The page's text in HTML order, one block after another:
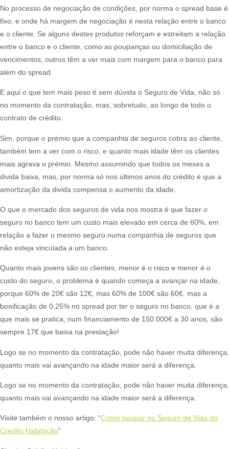
No processo de negociação de condições, por norma o spread base é
fixo, e onde há margem de negociação é nesta relação entre o banco
e o cliente. Se alguns destes produtos reforçam e estreitam a relação
entre o banco e o cliente, como as poupanças ou domiciliação de
vencimentos, outros têm a ver mais com margem para o banco para
além do spread.
E aqui o que tem mais peso é sem dúvida o Seguro de Vida, não só
no momento da contratação, mas, sobretudo, ao longo de todo o
contrato de crédito.
Sim, porque o prémio que a companhia de seguros cobra ao cliente,
também tem a ver com o risco, e quanto mais idade têm os clientes
mais agrava o prémio. Mesmo assumindo que todos os meses a
divida baixa, mas, por norma só nos últimos anos do crédito é que a
amortização da divida compensa o aumento da idade.
O que o mercado dos seguros de vida nos mostra é que fazer o
seguro no banco tem um custo mais elevado em cerca de 60%, em
relação a fazer o mesmo seguro numa companhia de seguros que
não esteja vinculada a um banco.
Quanto mais jovens são os clientes, menor é o risco e menor é o
custo do seguro, o problema é quando começa a avançar na idade,
porque 60% de 20€ são 12€, mas 60% de 100€ são 60€, mas a
bonificação de 0,25% no spread por ter o seguro no banco, que é a
que mais se pratica, num financiamento de 150.000€ a 30 anos, são
sempre 17€ que baixa na prestação!
Logo se no momento da contratação, pode não haver muita diferença,
quanto mais vai avançando na idade maior será a diferença.
Logo se no momento da contratação, pode não haver muita diferença,
quanto mais vai avançando na idade maior será a diferença.
Visite também o nosso artigo: “Como poupar no Seguro de Vida do
Crédito Habitação” ​